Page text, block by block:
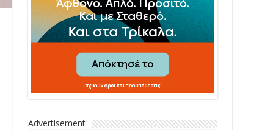
Advertisement